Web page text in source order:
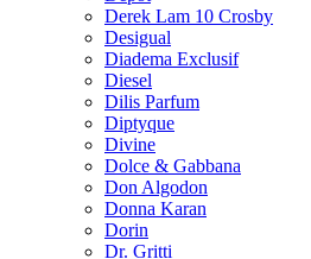
Derek Lam 10 Crosby
Desigual
Diadema Exclusif
Diesel
Dilis Parfum
Diptyque
Divine
Dolce & Gabbana
Don Algodon
Donna Karan
Dorin
Dr. Gritti